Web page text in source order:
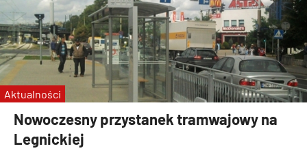
Nowoczesny przystanek tramwajowy na
Legnickiej
Aktualności